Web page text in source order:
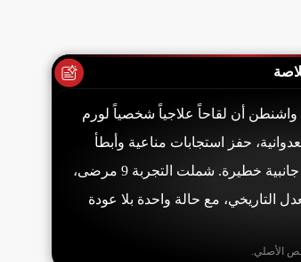
أن لقاحاً علاجياً شخصياً لورم
حفز استجابات مناعية وأبطأ
عودة الورم لدى بعض المرضى دون آثار جانبية خطيرة. شملت التجربة 9 مرضى،
التاريخي، مع حالة واحدة بلا عودة
الأصلي.